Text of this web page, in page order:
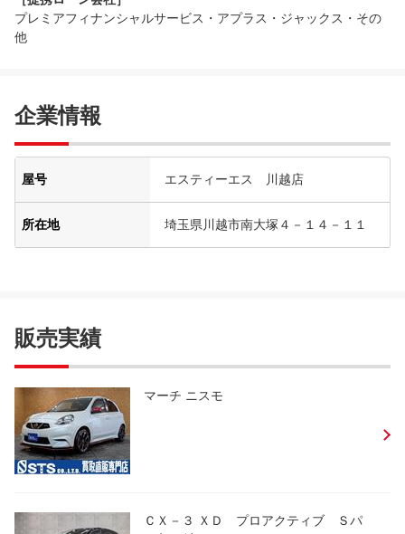
プレミアフィナンシャルサービス・アプラス・ジャックス・その
他
企業情報
屋号 エスティーエス 川越店
所在地 埼玉県川越市南大塚４－１４－１１
販売実績
マーチ ニスモ
ＣＸ－３ ＸＤ プロアクティブ Ｓパ